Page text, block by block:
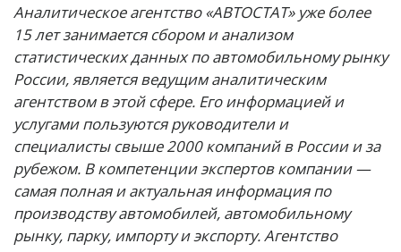
Аналитическое агентство «АВТОСТАТ» уже более
15 лет занимается сбором и анализом
статистических данных по автомобильному рынку
России, является ведущим аналитическим
агентством в этой сфере. Его информацией и
услугами пользуются руководители и
специалисты свыше 2000 компаний в России и за
рубежом. В компетенции экспертов компании —
самая полная и актуальная информация по
производству автомобилей, автомобильному
рынку, парку, импорту и экспорту. Агентство